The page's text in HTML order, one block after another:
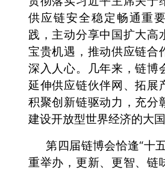
供应链安全稳定畅通重
践，主动分享中国扩大高
宝贵机遇，推动供应链合
深入人心。几年来，链博
延伸供应链伙伴网、拓展
积聚创新链驱动力，充分
建设开放型世界经济的大国
第四届链博会恰逢“十
重举办，更新、更智、链